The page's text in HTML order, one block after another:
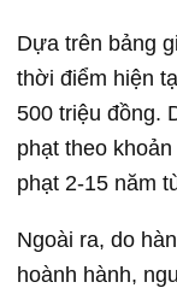
Dựa trên bảng
thời điểm hiện
500 triệu đồng.
phạt theo
phạt 2-15 năm
Ngoài ra, do
hoành hành,